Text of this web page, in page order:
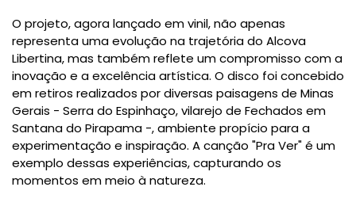
O projeto, agora lançado em vinil, não apenas
representa uma evolução na trajetória do Alcova
Libertina, mas também reflete um compromisso com a
inovação e a excelência artística. O disco foi concebido
em retiros realizados por diversas paisagens de Minas
Gerais - Serra do Espinhaço, vilarejo de Fechados em
Santana do Pirapama -, ambiente propício para a
experimentação e inspiração. A canção "Pra Ver" é um
exemplo dessas experiências, capturando os
momentos em meio à natureza.